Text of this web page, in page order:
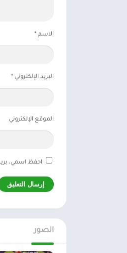
الاسم *
البريد الإلكتروني *
الموقع الإلكتروني
احفظ اسمي،
الصور